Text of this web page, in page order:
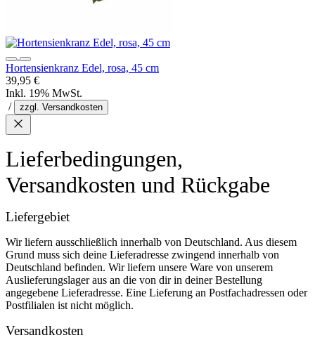
Hortensienkranz Edel, rosa, 45 cm
39,95 €
Inkl. 19% MwSt.
/
zzgl. Versandkosten
Lieferbedingungen,
Versandkosten und Rückgabe
Liefergebiet
Wir liefern ausschließlich innerhalb von Deutschland. Aus diesem
Grund muss sich deine Lieferadresse zwingend innerhalb von
Deutschland befinden. Wir liefern unsere Ware von unserem
Auslieferungslager aus an die von dir in deiner Bestellung
angegebene Lieferadresse. Eine Lieferung an Postfachadressen oder
Postfilialen ist nicht möglich.
Versandkosten